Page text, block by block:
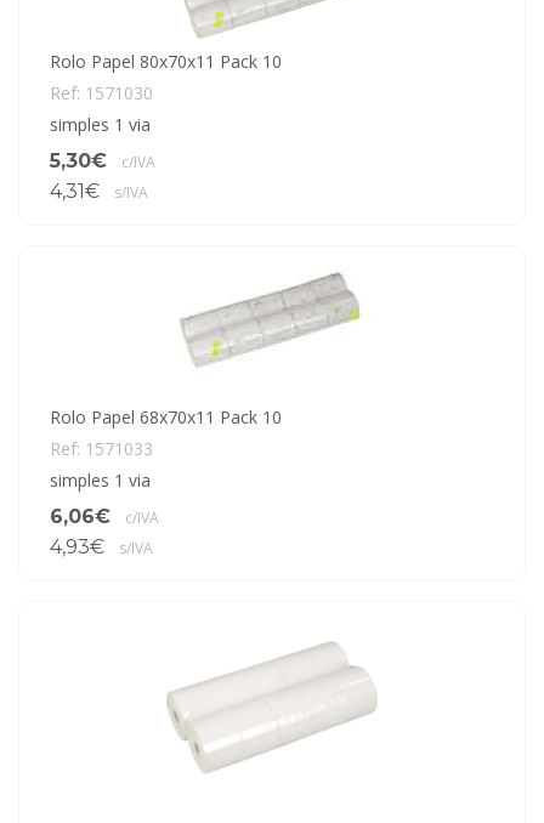
Rolo Papel 80x70x11 Pack 10
Ref: 1571030
simples 1 via
5,30€
c/IVA
4,31€ s/IVA
Rolo Papel 68x70x11 Pack 10
Ref: 1571033
simples 1 via
6,06€
c/IVA
4,93€ s/IVA